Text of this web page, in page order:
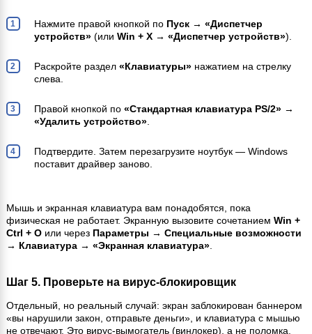
Нажмите правой кнопкой по Пуск → «Диспетчер
устройств»(или Win + X → «Диспетчер устройств»).
Раскройте раздел «Клавиатуры»нажатием на стрелку
слева.
Правой кнопкой по «Стандартная клавиатура PS/2»→
«Удалить устройство».
Подтвердите. Затем перезагрузите ноутбук — Windows
поставит драйвер заново.
Мышь и экранная клавиатура вам понадобятся, пока
физическая не работает. Экранную вызовите сочетанием Win +
Ctrl + Oили через Параметры → Специальные возможности
→ Клавиатура → «Экранная клавиатура».
Шаг 5. Проверьте на вирус-блокировщик
Отдельный, но реальный случай: экран заблокирован баннером
«вы нарушили закон, отправьте деньги», и клавиатура с мышью
не отвечают. Это вирус-вымогатель (винлокер), а не поломка.